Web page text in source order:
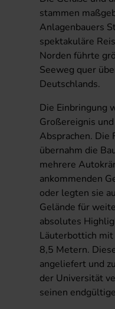
stammen
Anlagenbauers
spektakuläre
Norden führte
Seeweg quer
Deutschlands.
Die Einbringung
Großereignis
Absprachen. Die
übernahm die
mehrere
ankommenden
oder legten sie
Gelände für
absolutes
Läuterbottich
8,5 Metern.
angeliefert und
der Universität
seinen